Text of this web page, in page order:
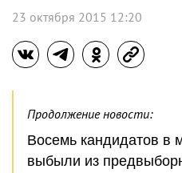
23 октября 2015 12:20
Продолжение новости:
Восемь кандидатов в
выбыли из